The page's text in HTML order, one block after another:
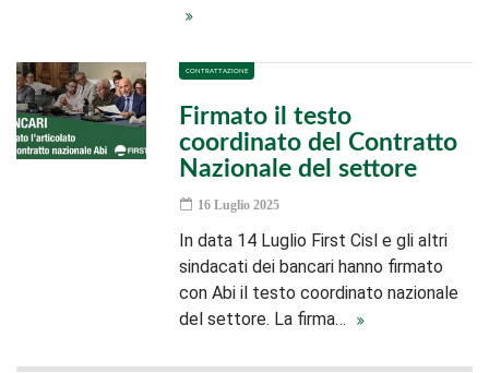
CONTRATTAZIONE
Firmato il testo
coordinato del Contratto
Nazionale del settore
16 Luglio 2025
In data 14 Luglio First Cisl e gli altri
sindacati dei bancari hanno firmato
con Abi il testo coordinato nazionale
del settore. La firma…